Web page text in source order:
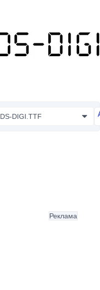
DS-DIGI.TTF
Реклама